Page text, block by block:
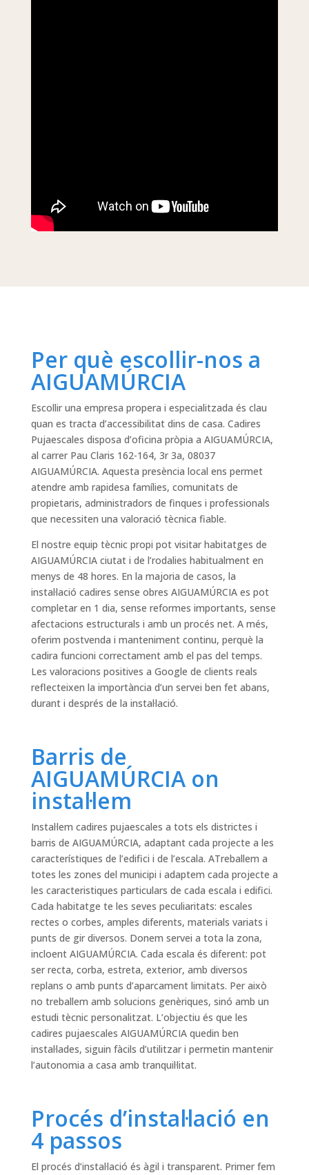
Per què escollir-nos a
AIGUAMÚRCIA
Escollir una empresa propera i especialitzada és clau
quan es tracta d’accessibilitat dins de casa. Cadires
Pujaescales disposa d’oficina pròpia a AIGUAMÚRCIA,
al carrer Pau Claris 162-164, 3r 3a, 08037
AIGUAMÚRCIA. Aquesta presència local ens permet
atendre amb rapidesa famílies, comunitats de
propietaris, administradors de finques i professionals
que necessiten una valoració tècnica fiable.
El nostre equip tècnic propi pot visitar habitatges de
AIGUAMÚRCIA ciutat i de l’rodalies habitualment en
menys de 48 hores. En la majoria de casos, la
instal·lació cadires sense obres AIGUAMÚRCIA es pot
completar en 1 dia, sense reformes importants, sense
afectacions estructurals i amb un procés net. A més,
oferim postvenda i manteniment continu, perquè la
cadira funcioni correctament amb el pas del temps.
Les valoracions positives a Google de clients reals
reflecteixen la importància d’un servei ben fet abans,
durant i després de la instal·lació.
Barris de
AIGUAMÚRCIA on
instal·lem
Instal·lem cadires pujaescales a tots els districtes i
barris de AIGUAMÚRCIA, adaptant cada projecte a les
característiques de l’edifici i de l’escala. ATreballem a
totes les zones del municipi i adaptem cada projecte a
les caracteristiques particulars de cada escala i edifici.
Cada habitatge te les seves peculiaritats: escales
rectes o corbes, amples diferents, materials variats i
punts de gir diversos. Donem servei a tota la zona,
incloent AIGUAMÚRCIA. Cada escala és diferent: pot
ser recta, corba, estreta, exterior, amb diversos
replans o amb punts d’aparcament limitats. Per això
no treballem amb solucions genèriques, sinó amb un
estudi tècnic personalitzat. L’objectiu és que les
cadires pujaescales AIGUAMÚRCIA quedin ben
instal·lades, siguin fàcils d’utilitzar i permetin mantenir
l’autonomia a casa amb tranquil·litat.
Procés d’instal·lació en
4 passos
El procés d’instal·lació és àgil i transparent. Primer fem